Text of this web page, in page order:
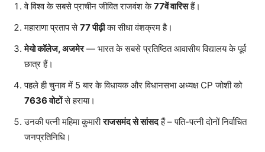
वे विश्व के सबसे प्राचीन जीवित राजवंश के77वें वारिसहैं।
महाराणा प्रताप से77 पीढ़ीका सीधा वंशक्रम है।
मेयो कॉलेज, अजमेर— भारत के सबसे प्रतिष्ठित आवासीय विद्यालय के पूर्व
छात्र हैं।
पहले ही चुनाव में 5 बार के विधायक और विधानसभा अध्यक्ष CP जोशी को
7636 वोटोंसे हराया।
उनकी पत्नी महिमा कुमारीराजसमंद से सांसदहैं – पति-पत्नी दोनों निर्वाचित
जनप्रतिनिधि।